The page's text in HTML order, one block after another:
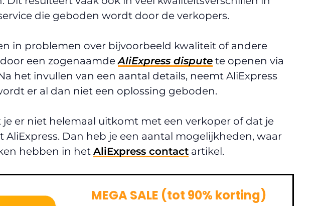
die geboden wordt door de verkopers.
in problemen over bijvoorbeeld kwaliteit of andere
een zogenaamdeAliExpress dispute te openen via
het invullen van een aantal details, neemt AliExpress
er al dan niet een oplossing geboden.
je er niet helemaal uitkomt met een verkoper of dat je
Dan heb je een aantal mogelijkheden, waar
hebben in hetAliExpress contact artikel.
MEGA SALE (tot 90% korting)